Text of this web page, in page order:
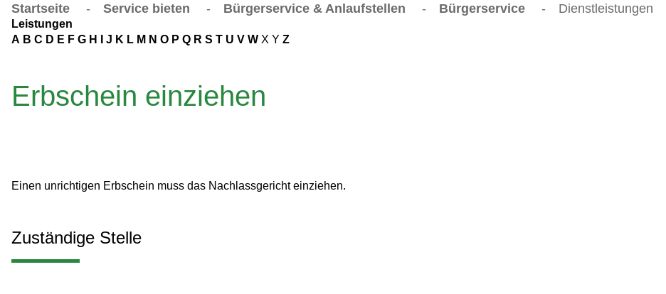
Startseite - Service bieten - Bürgerservice & Anlaufstellen - Bürgerservice - Dienstleistungen
Leistungen
A B C D E F G H J K L M N O P Q R S T U V W X Y Z
Erbschein einziehen
Einen unrichtigen Erbschein muss das Nachlassgericht einziehen.
Zuständige Stelle